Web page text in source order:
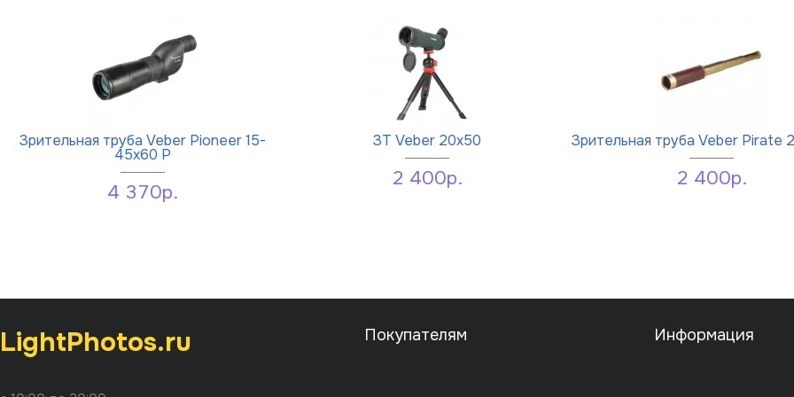
Зрительная труба Veber Pioneer 15-
45x60 Р
4 370р.
ЗТ Veber 20x50
2 400р.
Зрительная труба Veber Pirate
2 400р.
LightPhotos.ru Покупателям Информация